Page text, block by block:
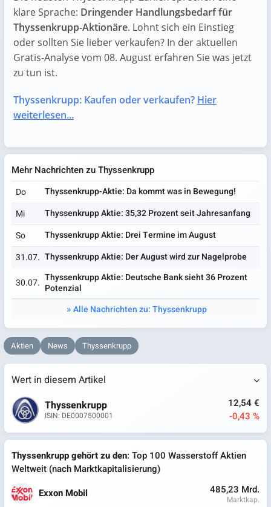
klare Sprache: Dringender Handlungsbedarf für
Thyssenkrupp-Aktionäre. Lohnt sich ein Einstieg
oder sollten Sie lieber verkaufen? In der aktuellen
Gratis-Analyse vom 08. August erfahren Sie was jetzt
zu tun ist.
Thyssenkrupp: Kaufen oder verkaufen? Hier
weiterlesen...
Mehr Nachrichten zu Thyssenkrupp
Do
Thyssenkrupp-Aktie: Da kommt was in Bewegung!
Mi
Thyssenkrupp Aktie: 35,32 Prozent seit Jahresanfang
So
Thyssenkrupp Aktie: Drei Termine im August
31.07. Thyssenkrupp Aktie: Der August wird zur Nagelprobe
30.07. Thyssenkrupp Aktie: Deutsche Bank sieht 36 Prozent
Potenzial
Alle Nachrichten zu: Thyssenkrupp
Aktien News Thyssenkrupp
Wert in diesem Artikel
Thyssenkrupp
ISIN: DE0007500001
12,54 €
-0,43 %
Thyssenkrupp gehört zu den: Top 100 Wasserstoff Aktien
Weltweit (nach Marktkapitalisierung)
Exxon Mobil
485,23 Mrd.
Marktkap.